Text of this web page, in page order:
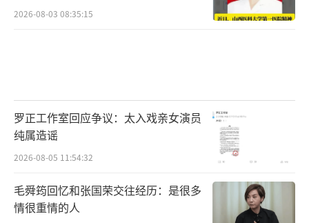
2026-08-03 08:35:15
罗正工作室回应争议：太入戏亲女演员
纯属造谣
2026-08-05 11:54:32
毛舜筠回忆和张国荣交往经历：是很多
情很重情的人